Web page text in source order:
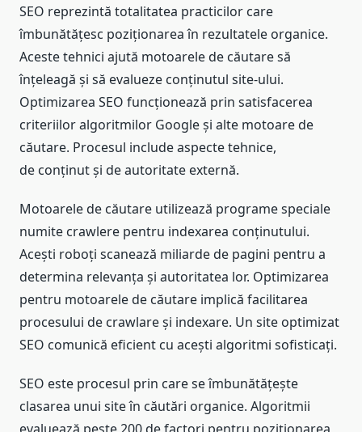
SEO reprezintă totalitatea practicilor care
îmbunătățesc poziționarea în rezultatele organice.
Aceste tehnici ajută motoarele de căutare să
înțeleagă și să evalueze conținutul site-ului.
Optimizarea SEO funcționează prin satisfacerea
criteriilor algoritmilor Google și alte motoare de
căutare. Procesul include aspecte tehnice,
de conținut și de autoritate externă.
Motoarele de căutare utilizează programe speciale
numite crawlere pentru indexarea conținutului.
Acești roboți scanează miliarde de pagini pentru a
determina relevanța și autoritatea lor. Optimizarea
pentru motoarele de căutare implică facilitarea
procesului de crawlare și indexare. Un site optimizat
SEO comunică eficient cu acești algoritmi sofisticați.
SEO este procesul prin care se îmbunătățește
clasarea unui site în căutări organice. Algoritmii